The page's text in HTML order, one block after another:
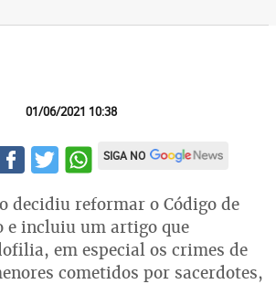
01/06/2021 10:38
SIGA NO
decidiu reformar o Código de
e incluiu um artigo que
em especial os crimes de
cometidos por sacerdotes,